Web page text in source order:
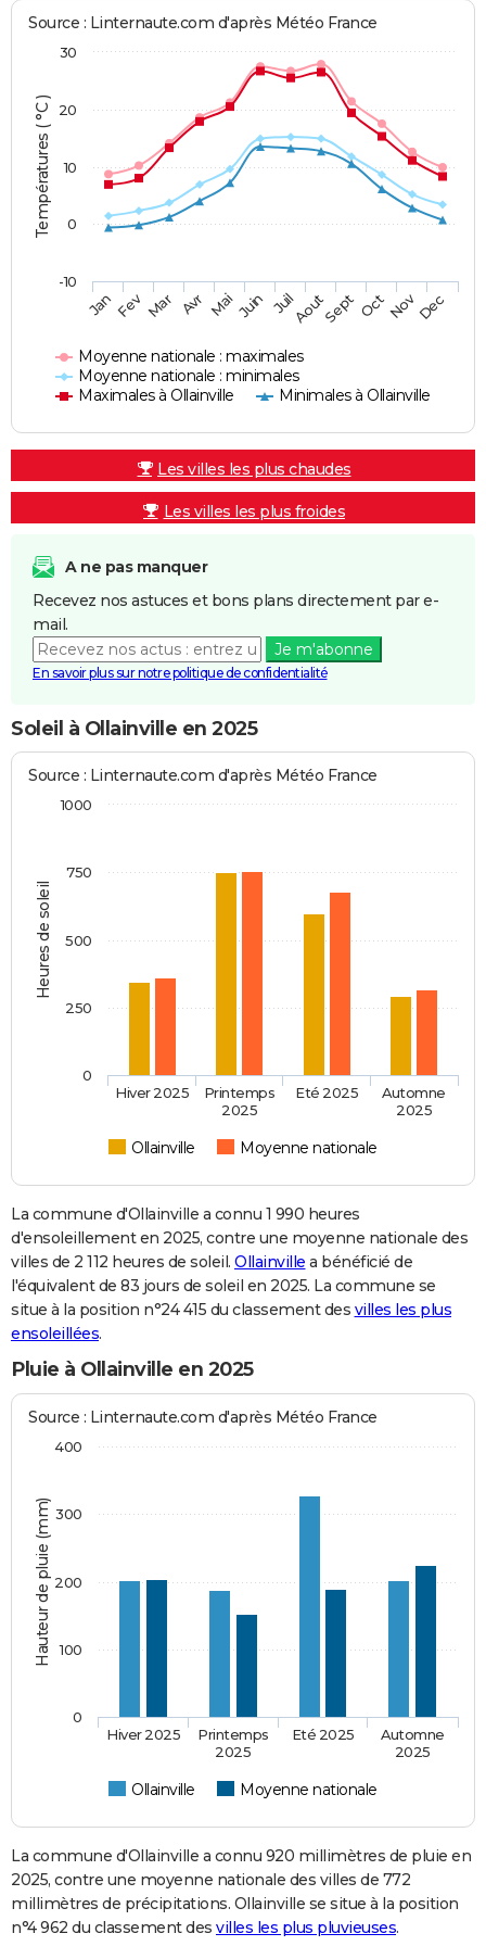
Températures ( °C )
Source : Linternaute.com d'après Météo France
Moyenne nationale : maximales
Moyenne nationale : minimales
Maximales à Ollainville
Minimales à Ollainville
JanFev Mar Avr MaiJuin JuilAoutSept OctNovDec
-10
0
10
20
30
Les villes les plus chaudes
Les villes les plus froides
A ne pas manquer
Recevez nos astuces et bons plans directement par e-
mail.
Je m'abonne
En savoir plus sur notre politique de confidentialité
Soleil à Ollainville en 2025
Heures de soleil
Source : Linternaute.com d'après Météo France
Ollainville Moyenne nationale
Hiver 2025
Printemps
2025
Eté 2025
Automne
2025
0
250
500
750
1000
La commune d'Ollainville a connu 1 990 heures
d'ensoleillement en 2025, contre une moyenne nationale des
villes de 2 112 heures de soleil. Ollainville a bénéficié de
l'équivalent de 83 jours de soleil en 2025. La commune se
situe à la position n°24 415 du classement des villes les plus
ensoleillées.
Pluie à Ollainville en 2025
Hauteur de pluie (mm)
Source : Linternaute.com d'après Météo France
Ollainville Moyenne nationale
Hiver 2025
Printemps
2025
Eté 2025
Automne
2025
0
100
200
300
400
La commune d'Ollainville a connu 920 millimètres de pluie en
2025, contre une moyenne nationale des villes de 772
millimètres de précipitations. Ollainville se situe à la position
n°4 962 du classement des villes les plus pluvieuses.